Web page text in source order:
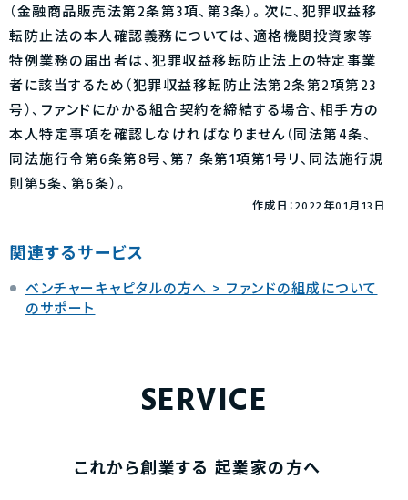
（金融商品販売法第2条第3項、第3条）。次に、犯罪収益移
転防止法の本人確認義務については、適格機関投資家等
特例業務の届出者は、犯罪収益移転防止法上の特定事業
者に該当するため（犯罪収益移転防止法第2条第2項第23
号）、ファンドにかかる組合契約を締結する場合、相手方の
本人特定事項を確認しなければなりません（同法第4条、
同法施行令第6条第8号、第7 条第1項第1号リ、同法施行規
則第5条、第6条）。
作成日：2022年01月13日
関連するサービス
ベンチャーキャピタルの方へ > ファンドの組成について
のサポート
SERVICE
これから創業する 起業家の方へ